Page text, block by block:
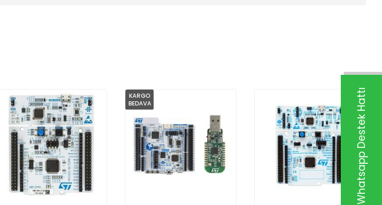
Whatsapp Destek Hattı
KARGO
BEDAVA